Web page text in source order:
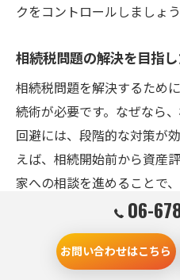
クをコントロールしましょう
相続税問題の解決を目指
相続税問題を解決するため
続術が必要です。なぜなら
回避には、段階的な対策が
えば、相続開始前から資産
家への相談を進めることで
できます。守口市の事例を
書類を把握し、余裕を持っ
ントです。事前準備と計画
06-
お問い合わせはこちら